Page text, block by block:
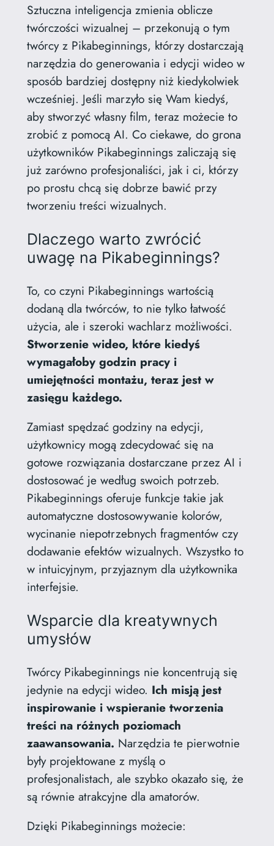
Sztuczna inteligencja zmienia oblicze
twórczości wizualnej – przekonują o tym
twórcy z Pikabeginnings, którzy dostarczają
narzędzia do generowania i edycji wideo w
sposób bardziej dostępny niż kiedykolwiek
wcześniej. Jeśli marzyło się Wam kiedyś,
aby stworzyć własny film, teraz możecie to
zrobić z pomocą AI. Co ciekawe, do grona
użytkowników Pikabeginnings zaliczają się
już zarówno profesjonaliści, jak i ci, którzy
po prostu chcą się dobrze bawić przy
tworzeniu treści wizualnych.
Dlaczego warto zwrócić
uwagę na Pikabeginnings?
To, co czyni Pikabeginnings wartością
dodaną dla twórców, to nie tylko łatwość
użycia, ale i szeroki wachlarz możliwości.
Stworzenie wideo, które kiedyś
wymagałoby godzin pracy i
umiejętności montażu, teraz jest w
zasięgu każdego.
Zamiast spędzać godziny na edycji,
użytkownicy mogą zdecydować się na
gotowe rozwiązania dostarczane przez AI i
dostosować je według swoich potrzeb.
Pikabeginnings oferuje funkcje takie jak
automatyczne dostosowywanie kolorów,
wycinanie niepotrzebnych fragmentów czy
dodawanie efektów wizualnych. Wszystko to
w intuicyjnym, przyjaznym dla użytkownika
interfejsie.
Wsparcie dla kreatywnych
umysłów
Twórcy Pikabeginnings nie koncentrują się
jedynie na edycji wideo. Ich misją jest
inspirowanie i wspieranie tworzenia
treści na różnych poziomach
zaawansowania. Narzędzia te pierwotnie
były projektowane z myślą o
profesjonalistach, ale szybko okazało się, że
są równie atrakcyjne dla amatorów.
Dzięki Pikabeginnings możecie: